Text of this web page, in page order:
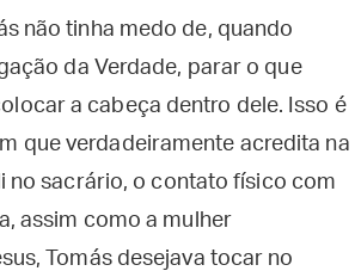
não tinha medo de, quando
da Verdade, parar o que
a cabeça dentro dele. Isso é
que verdadeiramente acredita na
no sacrário, o contato físico com
assim como a mulher
Tomás desejava tocar no